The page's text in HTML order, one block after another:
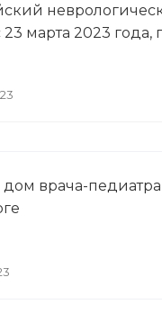
23 марта 2023 года,
врача-